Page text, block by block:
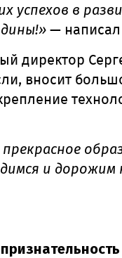
успехов в
—
директор
вносит
и